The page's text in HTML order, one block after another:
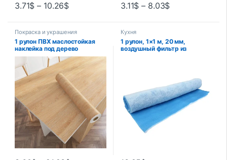
3.71$ – 10.26$ 3.11$ – 8.03$
Покраска и украшения
1 рулон ПВХ маслостойкая
наклейка под дерево
самоклеящиеся обои для
кухонной столешницы,
мебели, шкафа, стола,
ремонта стен
Кухня
1 рулон, 1×1 м, 20 мм,
воздушный фильтр из
распылителей, воздушный
фильтр, водонепроницаемая
панель извлечения материала